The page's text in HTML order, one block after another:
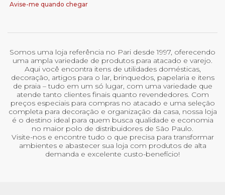
Avise-me quando chegar
Somos uma loja referência no Pari desde 1997, oferecendo
uma ampla variedade de produtos para atacado e varejo.
Aqui você encontra itens de utilidades domésticas,
decoração, artigos para o lar, brinquedos, papelaria e itens
de praia – tudo em um só lugar, com uma variedade que
atende tanto clientes finais quanto revendedores. Com
preços especiais para compras no atacado e uma seleção
completa para decoração e organização da casa, nossa loja
é o destino ideal para quem busca qualidade e economia
no maior polo de distribuidores de São Paulo.
Visite-nos e encontre tudo o que precisa para transformar
ambientes e abastecer sua loja com produtos de alta
demanda e excelente custo-benefício!